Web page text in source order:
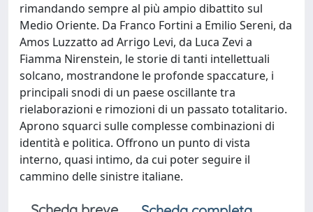
rimandando sempre al più ampio dibattito sul
Medio Oriente. Da Franco Fortini a Emilio Sereni, da
Amos Luzzatto ad Arrigo Levi, da Luca Zevi a
Fiamma Nirenstein, le storie di tanti intellettuali
solcano, mostrandone le profonde spaccature, i
principali snodi di un paese oscillante tra
rielaborazioni e rimozioni di un passato totalitario.
Aprono squarci sulle complesse combinazioni di
identità e politica. Offrono un punto di vista
interno, quasi intimo, da cui poter seguire il
cammino delle sinistre italiane.